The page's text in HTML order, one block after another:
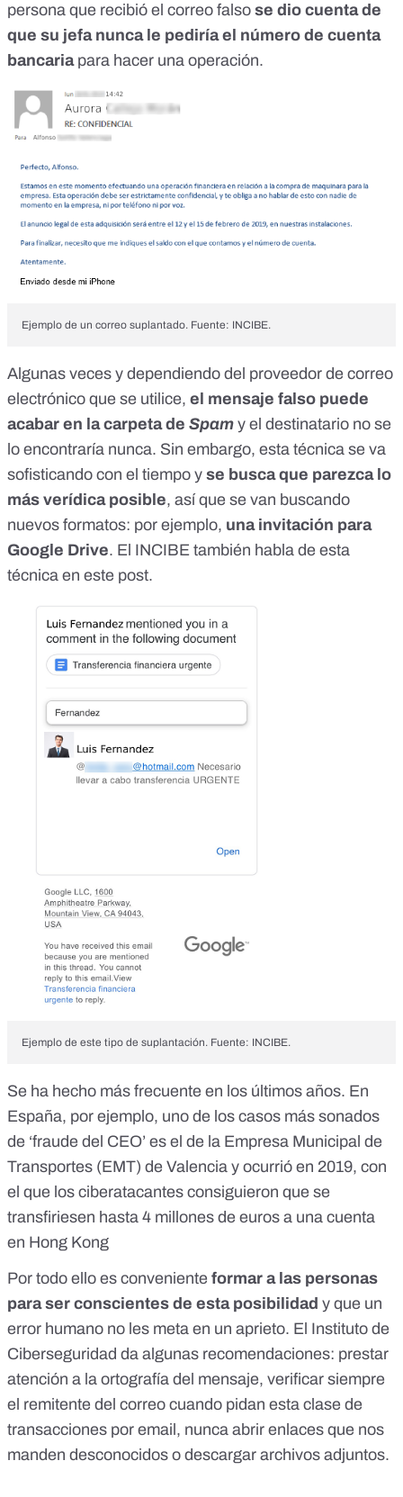
persona que recibió el correo falso se dio cuenta de
que su jefa nunca le pediría el número de cuenta
bancariapara hacer una operación.
Ejemplo de un correo suplantado. Fuente: INCIBE.
Algunas veces y dependiendo del proveedor de correo
electrónico que se utilice, el mensaje falso puede
acabar en la carpeta de Spam y el destinatario no se
lo encontraría nunca. Sin embargo, esta técnica se va
sofisticando con el tiempo y se busca que parezca lo
más verídica posible, así que se van buscando
nuevos formatos: por ejemplo, una invitación para
Google Drive. El INCIBE también habla de esta
técnica en este post.
Ejemplo de este tipo de suplantación. Fuente: INCIBE.
Se ha hecho más frecuente en los últimos años. En
España, por ejemplo, uno de los casos más sonados
de ‘fraude del CEO’ es el de la Empresa Municipal de
Transportes (EMT) de Valencia y ocurrió en 2019, con
el que los ciberatacantes consiguieron que se
transfiriesen hasta 4 millones de euros a una cuenta
en Hong Kong
Por todo ello es conveniente formar a las personas
para ser conscientes de esta posibilidad y que un
error humano no les meta en un aprieto. El Instituto de
Ciberseguridad da algunas recomendaciones: prestar
atención a la ortografía del mensaje, verificar siempre
el remitente del correo cuando pidan esta clase de
transacciones por email, nunca abrir enlaces que nos
manden desconocidos o descargar archivos adjuntos.